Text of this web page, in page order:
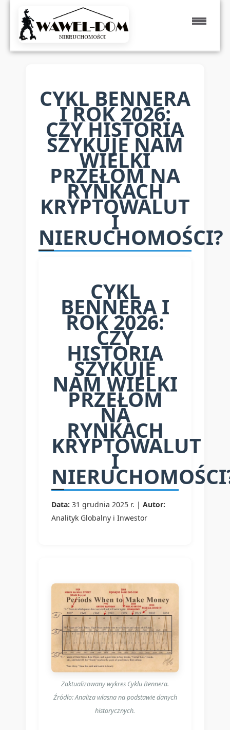
CYKL BENNERA
I ROK 2026:
CZY HISTORIA
SZYKUJE NAM
WIELKI
PRZEŁOM NA
RYNKACH
KRYPTOWALUT
I
NIERUCHOMOŚCI?
CYKL
BENNERA I
ROK 2026:
CZY
HISTORIA
SZYKUJE
NAM WIELKI
PRZEŁOM
NA
RYNKACH
KRYPTOWALUT
I
Data: 31 grudnia 2025 r. | Autor:
Analityk Globalny i Inwestor
Zaktualizowany wykres Cyklu Bennera.
Źródło: Analiza własna na podstawie danych
historycznych.